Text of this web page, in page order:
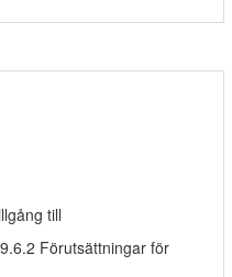
till
Förutsättningar för